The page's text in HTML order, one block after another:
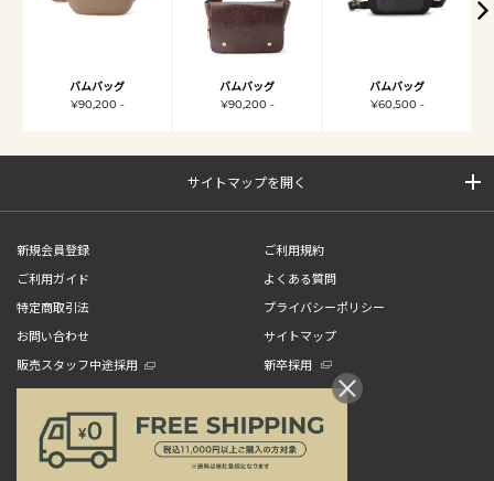
バムバッグ
¥90,200 -
バムバッグ
¥90,200 -
バムバッグ
¥60,500 -
サイトマップを開く
新規会員登録
ご利用規約
ご利用ガイド
よくある質問
特定商取引法
プライバシーポリシー
お問い合わせ
サイトマップ
販売スタッフ中途採用
新卒採用